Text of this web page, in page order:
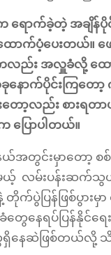
က ရောက်ခဲ့တဲ့ အချိန်
က်ပံ့ပေးတယ်။ ဖေ
လည်း အလှူခံလို့ ထေ
နောက်ပိုင်းကြတေ
ော့လည်း စားရတာပ
ပြောပါတယ်။
နယ်အတွင်းမှာတော့ စ
ယ့် လမ်းပန်းဆက်သွယ်
က်ပွဲပြန်ဖြစ်ပွားမှ
တွေနေရပ်ပြန်နိုင်
နေဆဲဖြစ်တယ်လို့ သိ